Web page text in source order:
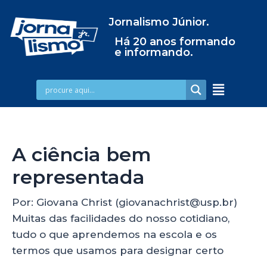
Jornalismo Júnior.
Há 20 anos formando
e informando.
A ciência bem
representada
Por: Giovana Christ (giovanachrist@usp.br)
Muitas das facilidades do nosso cotidiano,
tudo o que aprendemos na escola e os
termos que usamos para designar certo